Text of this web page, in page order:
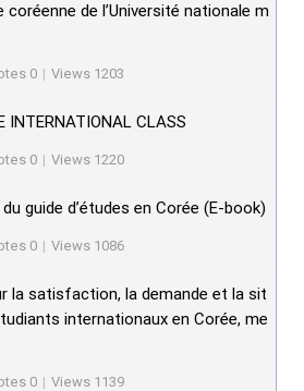
coréenne de l’Université nationale m
0 | Views 1203
INTERNATIONAL CLASS
0 | Views 1220
guide d’études en Corée (E-book)
0 | Views 1086
la satisfaction, la demande et la sit
internationaux en Corée, me
0 | Views 1139